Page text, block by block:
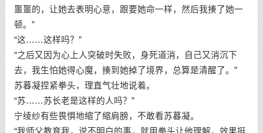
噩噩的，让她去表明心意，跟要她命一样，然后我揍了她一
顿。”
“这……这样吗？”
“之后又因为心上人突破时失败，身死道消，自己又消沉下
去，我生怕她得心魔，揍到她掉了境界，总算是清醒了。”
苏暮凝捏紧拳头，理直气壮地说着。
“苏……苏长老是这样的人吗？”
宁绫纱有些畏惧地缩了缩肩膀，不敢看苏暮凝。